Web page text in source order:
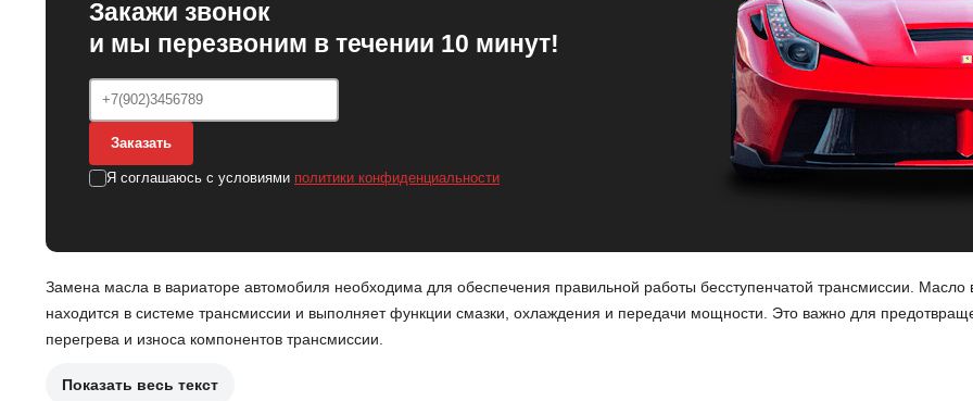
Закажи звонок
и мы перезвоним в течении 10 минут!
Заказать
Я соглашаюсь с условиями политики конфиденциальности
Замена масла в вариаторе автомобиля необходима для обеспечения правильной работы бесступенчатой трансмиссии. Масло
находится в системе трансмиссии и выполняет функции смазки, охлаждения и передачи мощности. Это важно для
перегрева и износа компонентов трансмиссии.
Причины замены масла в вариаторе могут включать:
Показать весь текст